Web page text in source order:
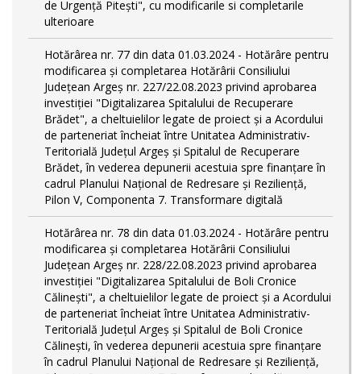
de Urgență Pitești", cu modificarile si completarile
ulterioare
Hotărârea nr. 77 din data 01.03.2024 - Hotărâre pentru
modificarea și completarea Hotărârii Consiliului
Județean Argeș nr. 227/22.08.2023 privind aprobarea
investiției "Digitalizarea Spitalului de Recuperare
Brădet", a cheltuielilor legate de proiect și a Acordului
de parteneriat încheiat între Unitatea Administrativ-
Teritorială Județul Argeș și Spitalul de Recuperare
Brădet, în vederea depunerii acestuia spre finanțare în
cadrul Planului Național de Redresare și Reziliență,
Pilon V, Componenta 7. Transformare digitală
Hotărârea nr. 78 din data 01.03.2024 - Hotărâre pentru
modificarea și completarea Hotărârii Consiliului
Județean Argeș nr. 228/22.08.2023 privind aprobarea
investiției "Digitalizarea Spitalului de Boli Cronice
Călinești", a cheltuielilor legate de proiect și a Acordului
de parteneriat încheiat între Unitatea Administrativ-
Teritorială Județul Argeș și Spitalul de Boli Cronice
Călinești, în vederea depunerii acestuia spre finanțare
în cadrul Planului Național de Redresare și Reziliență,